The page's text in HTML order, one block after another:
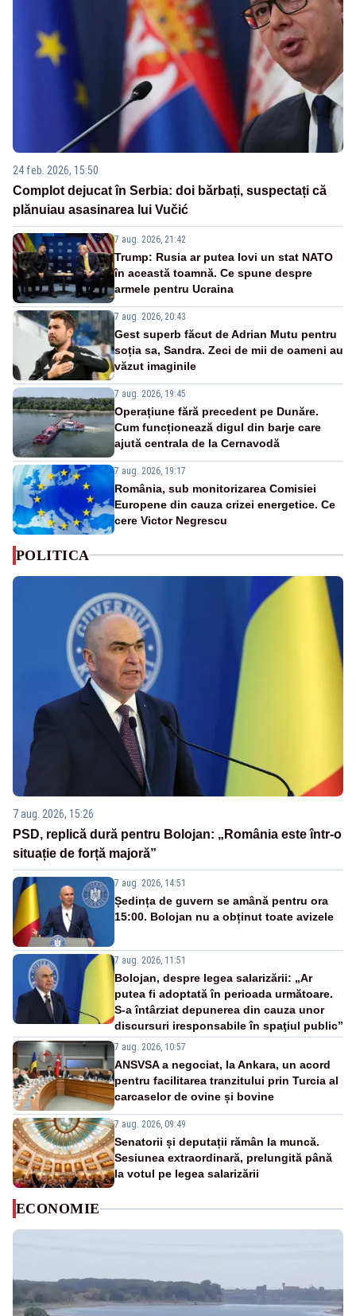
24 feb. 2026, 15:50
Complot dejucat în Serbia: doi bărbați, suspectați că
plănuiau asasinarea lui Vučić
7 aug. 2026, 21:42
Trump: Rusia ar putea lovi un stat NATO
în această toamnă. Ce spune despre
armele pentru Ucraina
7 aug. 2026, 20:43
Gest superb făcut de Adrian Mutu pentru
soția sa, Sandra. Zeci de mii de oameni au
văzut imaginile
7 aug. 2026, 19:45
Operațiune fără precedent pe Dunăre.
Cum funcționează digul din barje care
ajută centrala de la Cernavodă
7 aug. 2026, 19:17
România, sub monitorizarea Comisiei
Europene din cauza crizei energetice. Ce
cere Victor Negrescu
POLITICA
7 aug. 2026, 15:26
PSD, replică dură pentru Bolojan: „România este într-o
situație de forță majoră”
7 aug. 2026, 14:51
Ședința de guvern se amână pentru ora
15:00. Bolojan nu a obținut toate avizele
7 aug. 2026, 11:51
Bolojan, despre legea salarizării: „Ar
putea fi adoptată în perioada următoare.
S-a întârziat depunerea din cauza unor
discursuri iresponsabile în spaţiul public”
7 aug. 2026, 10:57
ANSVSA a negociat, la Ankara, un acord
pentru facilitarea tranzitului prin Turcia al
carcaselor de ovine și bovine
7 aug. 2026, 09:49
Senatorii și deputații rămân la muncă.
Sesiunea extraordinară, prelungită până
la votul pe legea salarizării
ECONOMIE